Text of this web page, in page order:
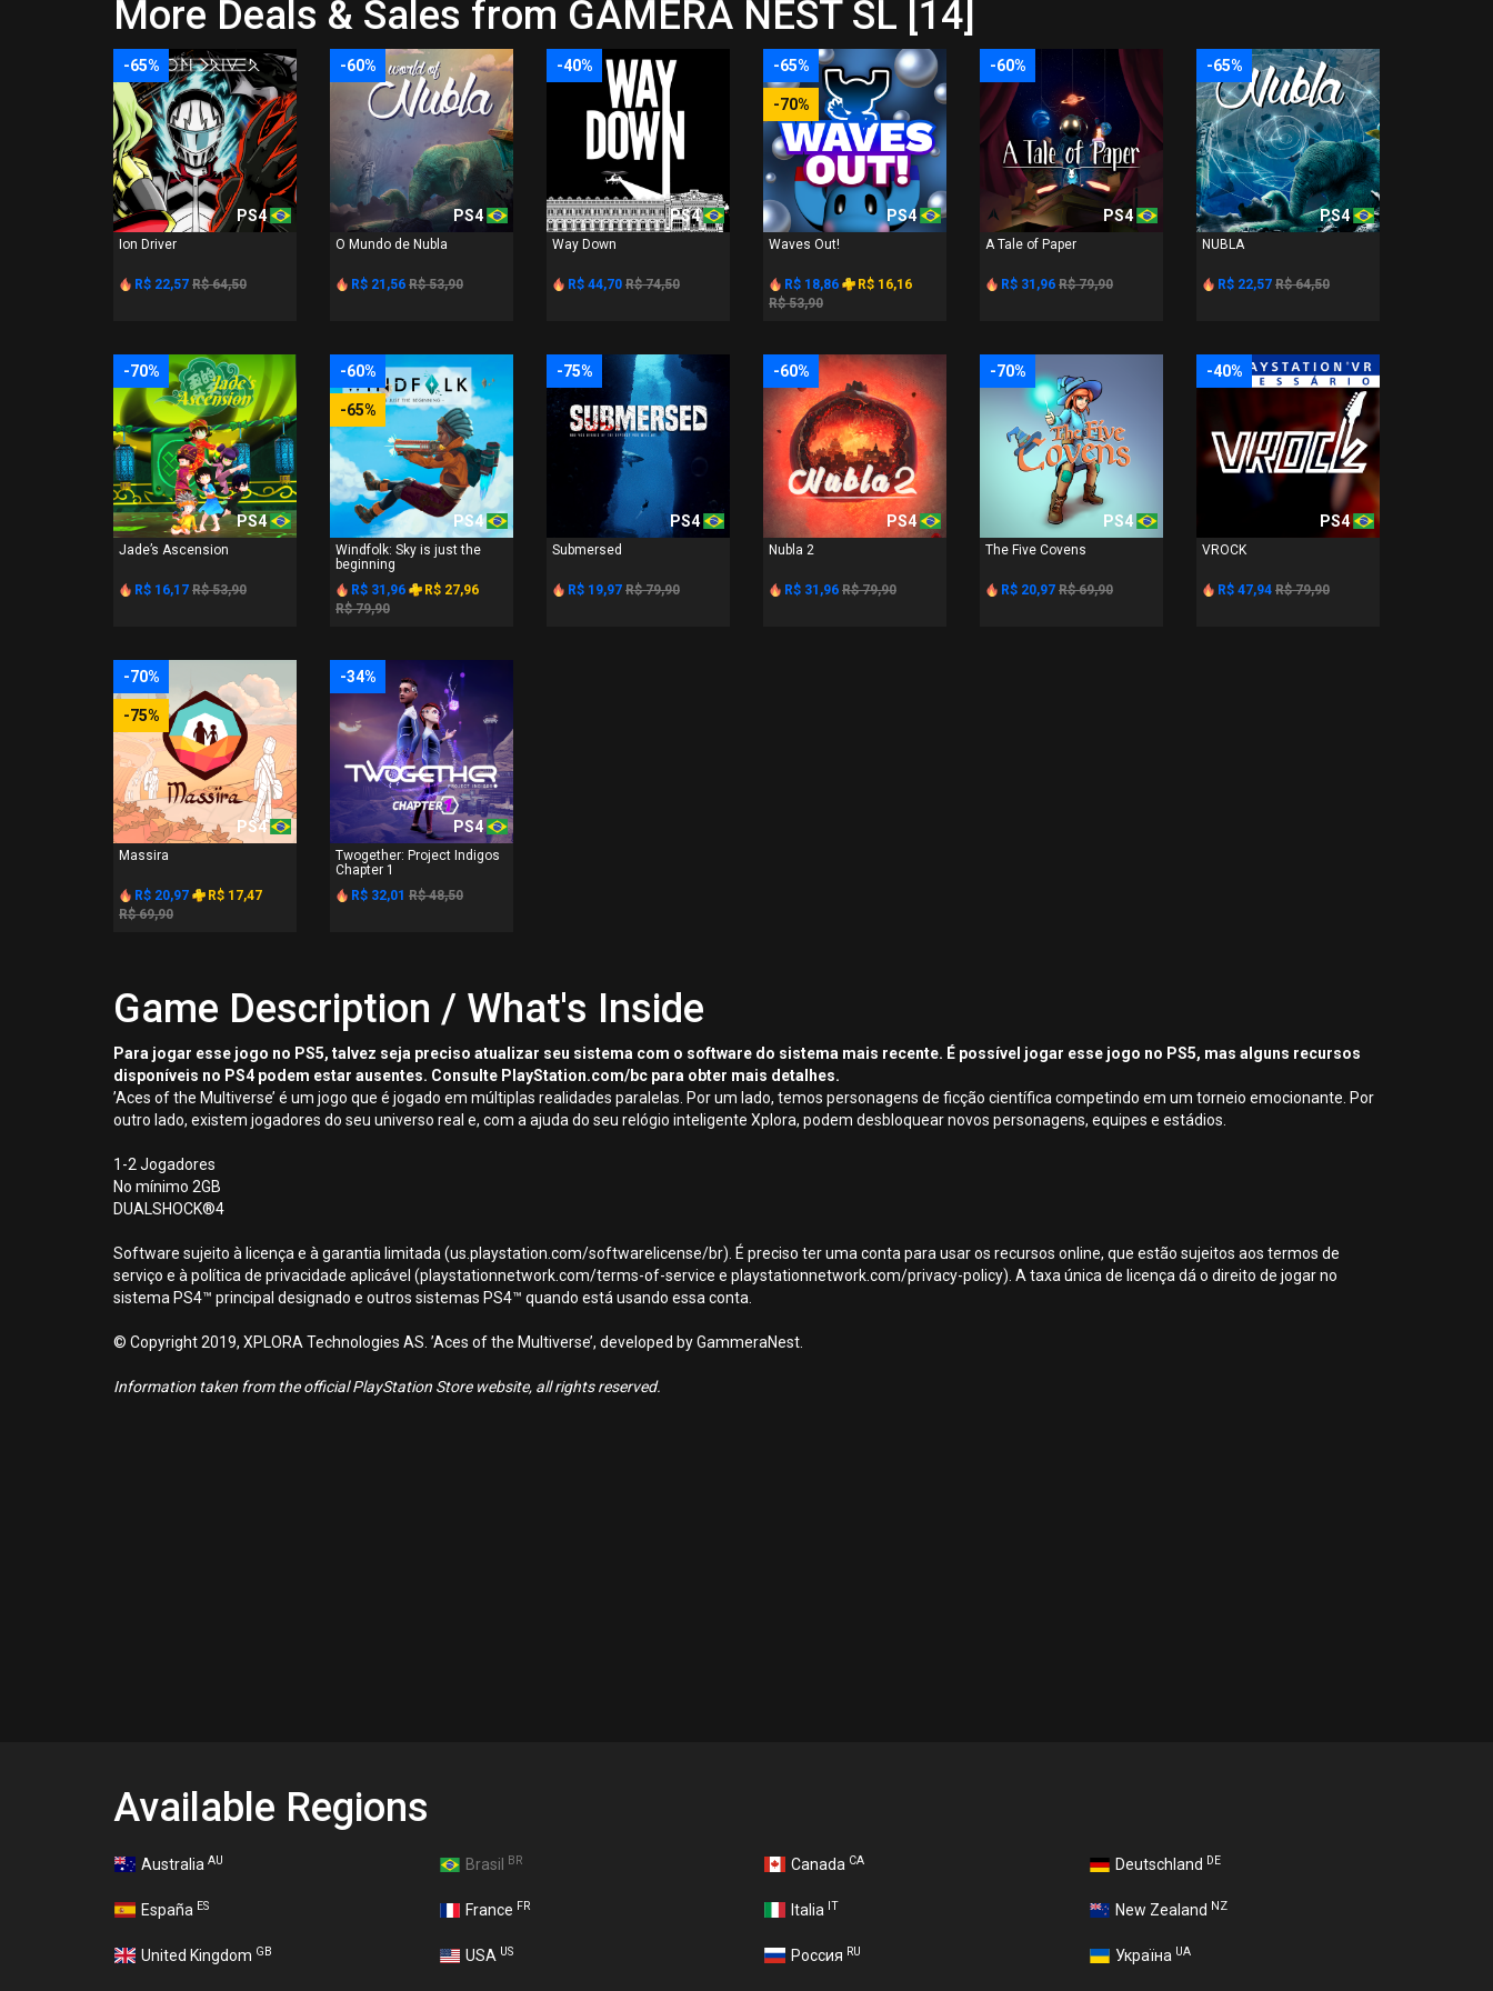
More Deals & Sales from GAMERA NEST SL [14]
-65%
PS4
Ion Driver
R$ 22,57 R$ 64,50
-60%
PS4
O Mundo de Nubla
R$ 21,56 R$ 53,90
-40%
PS4
Way Down
R$ 44,70 R$ 74,50
-65%
-70%
PS4
Waves Out!
R$ 18,86
R$ 16,16
R$ 53,90
-60%
PS4
A Tale of Paper
R$ 31,96 R$ 79,90
-65%
PS4
NUBLA
R$ 22,57 R$ 64,50
-70%
PS4
Jade’s Ascension
R$ 16,17 R$ 53,90
-60%
-65%
PS4
Windfolk: Sky is just the
beginning
R$ 31,96
R$ 27,96
R$ 79,90
-75%
PS4
Submersed
R$ 19,97 R$ 79,90
-60%
PS4
Nubla 2
R$ 31,96 R$ 79,90
-70%
PS4
The Five Covens
R$ 20,97 R$ 69,90
-40%
PS4
VROCK
R$ 47,94 R$ 79,90
-70%
-75%
PS4
Massira
R$ 20,97
R$ 17,47
R$ 69,90
-34%
PS4
Twogether: Project Indigos
Chapter 1
R$ 32,01 R$ 48,50
Game Description / What's Inside
Para jogar esse jogo no PS5, talvez seja preciso atualizar seu sistema com o software do sistema mais recente. É possível jogar esse jogo no PS5, mas alguns recursos
disponíveis no PS4 podem estar ausentes. Consulte PlayStation.com/bc para obter mais detalhes.
’Aces of the Multiverse’ é um jogo que é jogado em múltiplas realidades paralelas. Por um lado, temos personagens de ficção científica competindo em um torneio emocionante. Por
outro lado, existem jogadores do seu universo real e, com a ajuda do seu relógio inteligente Xplora, podem desbloquear novos personagens, equipes e estádios.
1-2 Jogadores
No mínimo 2GB
DUALSHOCK®4
Software sujeito à licença e à garantia limitada (us.playstation.com/softwarelicense/br). É preciso ter uma conta para usar os recursos online, que estão sujeitos aos termos de
serviço e à política de privacidade aplicável (playstationnetwork.com/terms-of-service e playstationnetwork.com/privacy-policy). A taxa única de licença dá o direito de jogar no
sistema PS4™ principal designado e outros sistemas PS4™ quando está usando essa conta.
© Copyright 2019, XPLORA Technologies AS. ’Aces of the Multiverse’, developed by GammeraNest.
Information taken from the official PlayStation Store website, all rights reserved.
Available Regions
Australia AU Brasil BR Canada CA Deutschland DE
España ES France FR Italia IT New Zealand NZ
United Kingdom GB USA US Россия RU Україна UA